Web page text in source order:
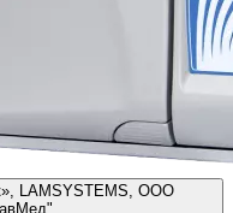
LAMSYSTEMS, ООО